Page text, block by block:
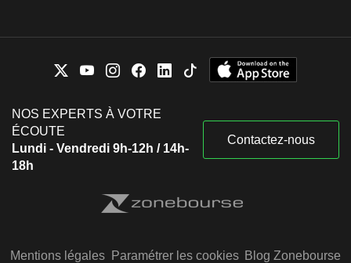
NOS EXPERTS À VOTRE
ÉCOUTE
Lundi - Vendredi 9h-12h / 14h-
18h
Contactez-nous
Mentions légales Paramétrer les cookies Blog Zonebourse